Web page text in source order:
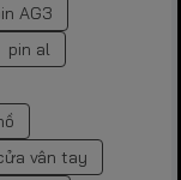
AG3
pin al
vân tay